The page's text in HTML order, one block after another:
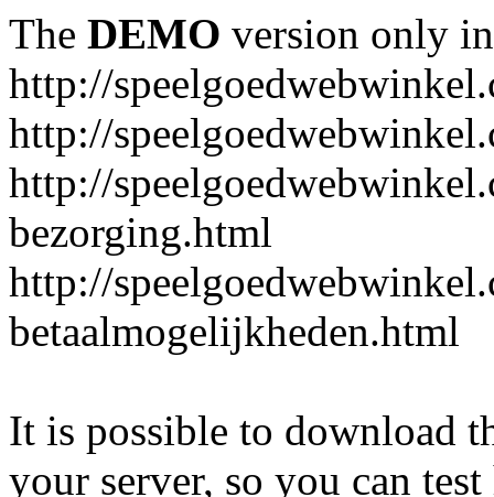
The DEMO version only
http://
http://
http://
bezorging.html
http://
betaalmogelijkheden.html
It is possible to download
your server, so you can